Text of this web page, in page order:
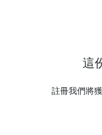
這
註冊我們將